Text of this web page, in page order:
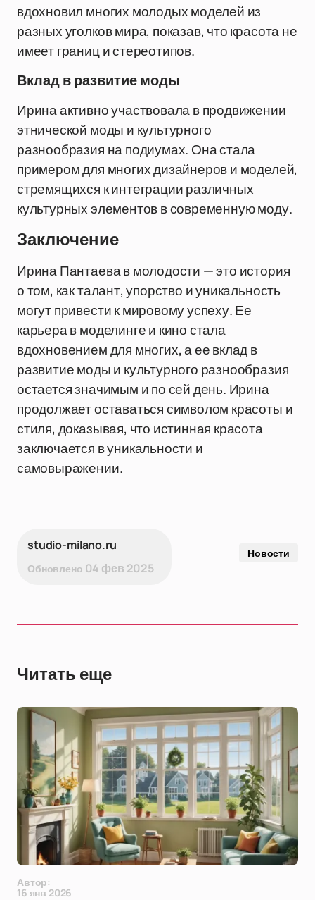
вдохновил многих молодых моделей из
разных уголков мира, показав, что красота не
имеет границ и стереотипов.
Вклад в развитие моды
Ирина активно участвовала в продвижении
этнической моды и культурного
разнообразия на подиумах. Она стала
примером для многих дизайнеров и моделей,
стремящихся к интеграции различных
культурных элементов в современную моду.
Заключение
Ирина Пантаева в молодости — это история
о том, как талант, упорство и уникальность
могут привести к мировому успеху. Ее
карьера в моделинге и кино стала
вдохновением для многих, а ее вклад в
развитие моды и культурного разнообразия
остается значимым и по сей день. Ирина
продолжает оставаться символом красоты и
стиля, доказывая, что истинная красота
заключается в уникальности и
самовыражении.
studio-milano.ru
Обновлено 04 фев 2025
Новости
Читать еще
Автор:
16 янв 2026